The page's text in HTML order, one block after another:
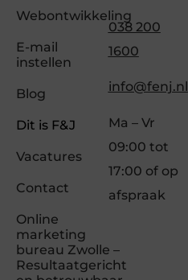
Webontwikkeling
E-mail
instellen
Blog
Dit is F&J
Vacatures
Contact
Online
marketing
bureau Zwolle –
Resultaatgericht
038 200
1600
info@fenj.nl
Ma – Vr
09:00 tot
17:00 of op
afspraak